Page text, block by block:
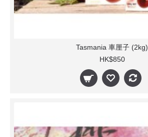
Tasmania 車厘子 (2kg)
HK$850